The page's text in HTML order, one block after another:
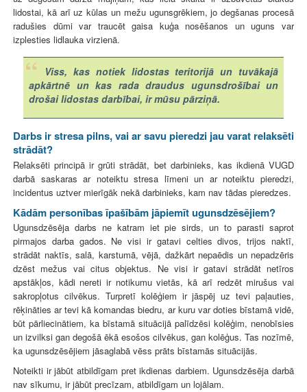
lidostai, kā arī uz kūlas un mežu ugunsgrēkiem, jo degšanas procesā
radušies dūmi var traucēt gaisa kuģa nosēšanos un uguns var
izplesties lidlauka virzienā.
Viss, kas notiek lidostas teritorijā un tuvākajā
apkārtnē un kas rada draudus ugunsdrošībai un
drošai lidostas darbībai, ir mūsu pārziņā.
Darbs ir stresa pilns, vai ar savu pieredzi jau varat relaksēti
strādāt?
Relaksēti principā ir grūti strādāt, bet darbinieks, kas ikdienā VUGD
darbā saskaras ar noteiktu stresa līmeni un ar noteiktu pieredzi,
incidentus uztver mierīgāk nekā darbinieks, kam nav tādas pieredzes.
Kādām personības īpašībām jāpiemīt ugunsdzēsējiem?
Ugunsdzēsēja darbs ne katram iet pie sirds, un to parasti saprot
pirmajos darba gados. Ne visi ir gatavi celties divos, trijos naktī,
strādāt naktīs, salā, karstumā, vējā, dažkārt nepaēdis un nepadzēris
dzēst mežus vai citus objektus. Ne visi ir gatavi strādāt netīros
apstākļos, kādi nereti ir notikumu vietās, kā arī redzēt mirušus vai
sakropļotus cilvēkus. Turpretī kolēģiem ir jāspēj uz tevi paļauties,
rēķināties ar tevi kā komandas biedru, ar kuru var doties bīstamā vidē,
būt pārliecinātiem, ka bīstamā situācijā palīdzēsi kolēģim, nenobīsies
un izvilksi gan degošā ēkā esošos cilvēkus, gan kolēģus. Tas nozīmē,
ka ugunsdzēsējiem jāsaglabā vēss prāts bīstamās situācijās.
Noteikti ir jābūt atbildīgam pret ikdienas darbiem. Ugunsdzēsēja darbā
nav sīkumu, ir jābūt precīzam, atbildīgam un lojālam.